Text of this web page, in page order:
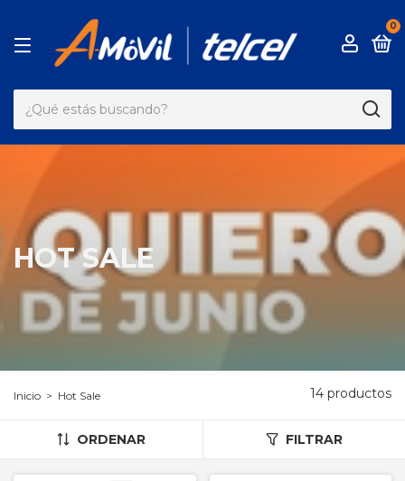
0
HOT SALE
Inicio > Hot Sale 14 productos
ORDENAR FILTRAR